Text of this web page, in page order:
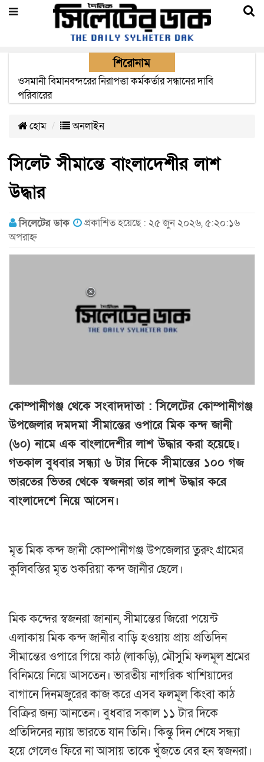
শিরোনাম
এক মাসের মধ্যে সিলেট-জাফলং রেললাইন নির্মাণ প্রকল্পের কাজ
দৃশ্যমান হবে- শ্রম মন্ত্রী
হোম অনলাইন
সিলেট সীমান্তে বাংলাদেশীর লাশ
উদ্ধার
সিলেটের ডাক
প্রকাশিত হয়েছে : ২৫ জুন ২০২৬, ৫:২০:১৬
অপরাহ্ন
কোম্পানীগঞ্জ থেকে সংবাদদাতা : সিলেটের কোম্পানীগঞ্জ
উপজেলার দমদমা সীমান্তের ওপারে মিক কন্দ জানী
(৬০) নামে এক বাংলাদেশীর লাশ উদ্ধার করা হয়েছে।
গতকাল বুধবার সন্ধ্যা ৬ টার দিকে সীমান্তের ১০০ গজ
ভারতের ভিতর থেকে স্বজনরা তার লাশ উদ্ধার করে
বাংলাদেশে নিয়ে আসেন।
মৃত মিক কন্দ জানী কোম্পানীগঞ্জ উপজেলার তুরুং গ্রামের
কুলিবস্তির মৃত শুকরিয়া কন্দ জানীর ছেলে।
মিক কন্দের স্বজনরা জানান, সীমান্তের জিরো পয়েন্ট
এলাকায় মিক কন্দ জানীর বাড়ি হওয়ায় প্রায় প্রতিদিন
সীমান্তের ওপারে গিয়ে কাঠ (লাকড়ি), মৌসুমি ফলমূল শ্রমের
বিনিময়ে নিয়ে আসতেন। ভারতীয় নাগরিক খাশিয়াদের
বাগানে দিনমজুরের কাজ করে এসব ফলমূল কিংবা কাঠ
বিক্রির জন্য আনতেন। বুধবার সকাল ১১ টার দিকে
প্রতিদিনের ন্যায় ভারতে যান তিনি। কিন্তু দিন শেষে সন্ধ্যা
হয়ে গেলেও ফিরে না আসায় তাকে খুঁজতে বের হন স্বজনরা।